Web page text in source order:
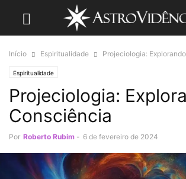
Início Espiritualidade Projeciologia:
Espiritualidade
Projeciologia:
Consciência
Por Roberto Rubim - 6 de fevereiro de 2024